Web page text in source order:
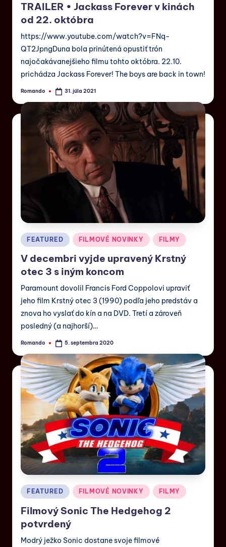
TRAILER • Jackass Forever v kinách
od 22. októbra
https://www.youtube.com/watch?v=FNq-
QT2JpngDuna bola prinútená opustiť trón
najočakávanejšieho filmu tohto októbra. 22.10.
prichádza Jackass Forever! The boys are back in town!
Romando 31. júla 2021
FEATURED FILMOVÉ NOVINKY FILMY
V decembri vyjde upravený Krstný
otec 3 s iným koncom
Paramount dovolil Francis Ford Coppolovi upraviť
jeho film Krstný otec 3 (1990) podľa jeho predstáv a
znova ho vyslať do kín a na DVD. Tretí a zároveň
posledný (a najhorší)…
Romando 5. septembra 2020
FEATURED FILMOVÉ NOVINKY FILMY
Filmový Sonic The Hedgehog 2
potvrdený
Modrý ježko Sonic dostane svoje filmové